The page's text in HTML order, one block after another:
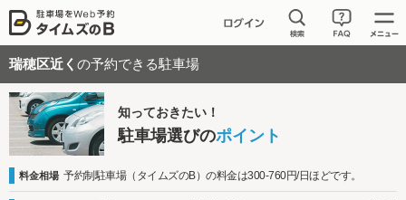
瑞穂区近く の予約できる駐車場
知っておきたい！
駐車場選びのポイント
料金相場 予約制駐車場（タイムズのB）の料金は300-760円/日ほどです。